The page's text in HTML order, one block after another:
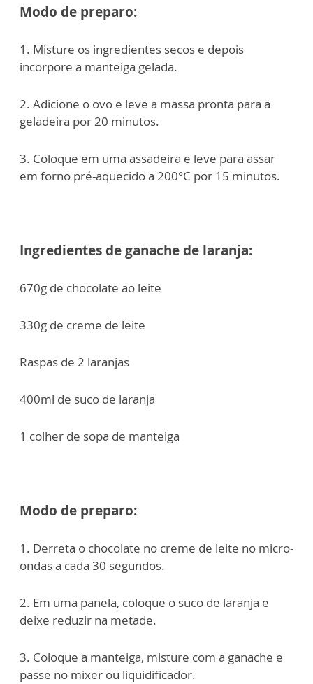
Modo de preparo:
1. Misture os ingredientes secos e depois
incorpore a manteiga gelada.
2. Adicione o ovo e leve a massa pronta para a
geladeira por 20 minutos.
3. Coloque em uma assadeira e leve para assar
em forno pré-aquecido a 200°C por 15 minutos.
Ingredientes de ganache de laranja:
670g de chocolate ao leite
330g de creme de leite
Raspas de 2 laranjas
400ml de suco de laranja
1 colher de sopa de manteiga
Modo de preparo:
1. Derreta o chocolate no creme de leite no micro-
ondas a cada 30 segundos.
2. Em uma panela, coloque o suco de laranja e
deixe reduzir na metade.
3. Coloque a manteiga, misture com a ganache e
passe no mixer ou liquidificador.